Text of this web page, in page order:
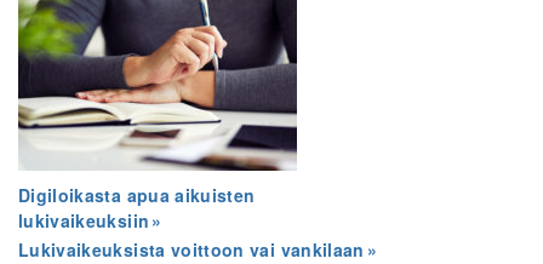
Digiloikasta apua aikuisten
lukivaikeuksiin
Lukivaikeuksista voittoon vai vankilaan